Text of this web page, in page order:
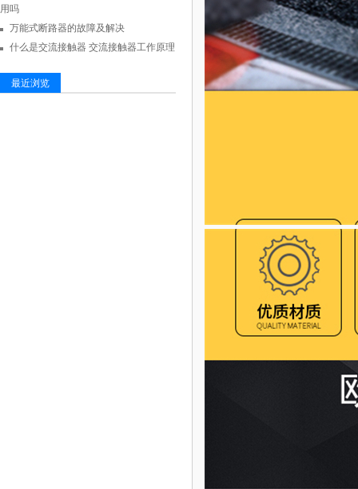
用吗
万能式断路器的故障及解决
什么是交流接触器 交流接触器工作原理
最近浏览